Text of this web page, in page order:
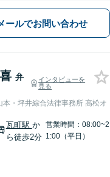
ールでお問い合わせ
弁
インタビューを
見る
坪井綜合法律事務所 高松オ
瓦町駅 か
ら徒歩2分
営業時間：08:00~2
1:00（平日）